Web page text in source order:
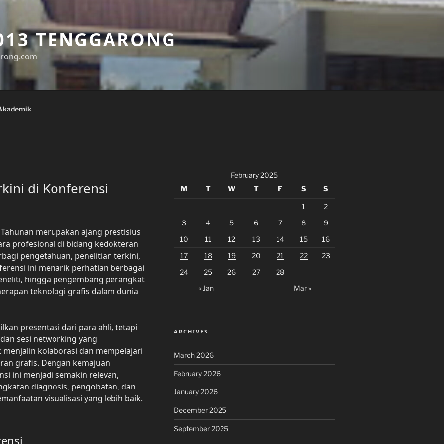
TENGGARONG
di Konferensi
merupakan ajang prestisius
profesional di bidang kedokteran
pengetahuan, penelitian terkini,
ini menarik perhatian berbagai
hingga pengembang perangkat
teknologi grafis dalam dunia
presentasi dari para ahli, tetapi
sesi networking yang
kolaborasi dan mempelajari
grafis. Dengan kemajuan
ini menjadi semakin relevan,
diagnosis, pengobatan, dan
visualisasi yang lebih baik.
February 2025
M
T W T F S S
1
2
3
4 5 6 7 8
9
10
11 12 13 14 15
16
17
18 19 20 21 22
23
24
25 26 27
28
« Jan
Mar »
ARCHIVES
March 2026
February 2026
January 2026
December 2025
September 2025